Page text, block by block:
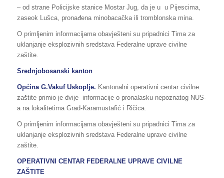
– od strane Policijske stanice Mostar Jug, da je u u Pijescima,
zaseok Lušca, pronađena minobacačka ili tromblonska mina.
O primljenim informacijama obavješteni su pripadnici Tima za
uklanjanje eksplozivnih sredstava Federalne uprave civilne
zaštite.
Srednjobosanski kanton
Općina G.Vakuf Uskoplje. Kantonalni operativni centar civilne
zaštite primio je dvije informacije o pronalasku nepoznatog NUS-
a na lokalitetima Grad-Karamustafić i Ričica.
O primljenim informacijama obavješteni su pripadnici Tima za
uklanjanje eksplozivnih sredstava Federalne uprave civilne
zaštite.
OPERATIVNI CENTAR FEDERALNE UPRAVE CIVILNE
ZAŠTITE